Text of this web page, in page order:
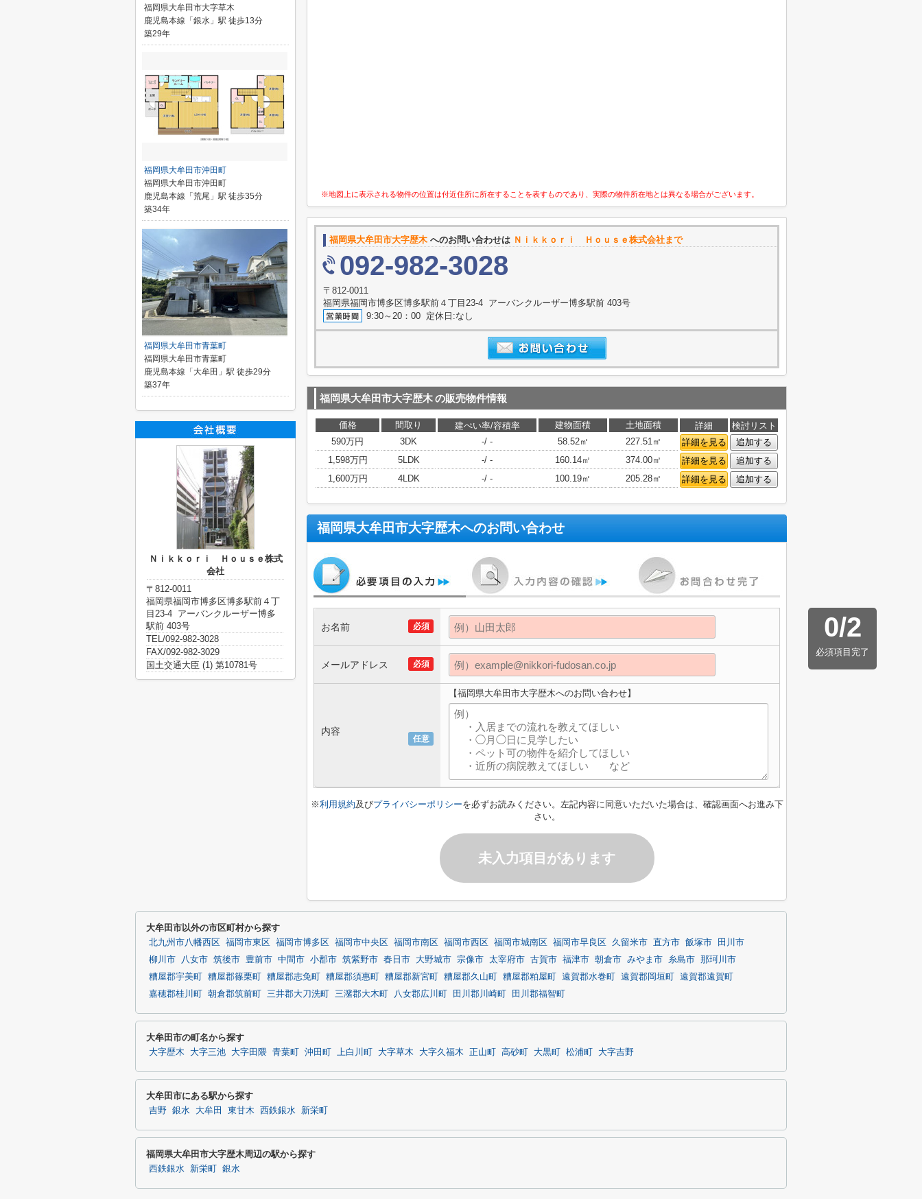
※地図上に表示される物件の位置は付近住所に所在することを表すものであり、実際の物件所在地とは異なる場合がございます。
福岡県大牟田市大字歴木 へのお問い合わせは Ｎｉｋｋｏｒｉ Ｈｏｕｓｅ株式会社まで
092-982-3028
〒812-0011
福岡県福岡市博多区博多駅前４丁目23-4 アーバンクルーザー博多駅前 403号
9:30～20：00 定休日:なし
福岡県大牟田市大字歴木の販売物件情報
価格 間取り 建ぺい率/容積率 建物面積 土地面積 詳細
検討リスト
590万円
3DK -/ - 58.52㎡ 227.51㎡ 詳細を見る
追加する
1,598万円
5LDK -/ - 160.14㎡ 374.00㎡ 詳細を見る
追加する
1,600万円
4LDK -/ - 100.19㎡ 205.28㎡ 詳細を見る 追加する
福岡県大牟田市大字歴木へのお問い合わせ
0/2
必須項目完了
必須
お名前
必須
メールアドレス
任意
内容
【福岡県大牟田市大字歴木へのお問い合わせ】
※利用規約及びプライバシーポリシーを必ずお読みください。左記内容に同意いただいた場合は、確認画面へお進み下
さい。
未入力項目があります
福岡県大牟田市大字草木
鹿児島本線「銀水」駅 徒歩13分
築29年
福岡県大牟田市沖田町
福岡県大牟田市沖田町
鹿児島本線「荒尾」駅 徒歩35分
築34年
福岡県大牟田市青葉町
福岡県大牟田市青葉町
鹿児島本線「大牟田」駅 徒歩29分
築37年
Ｎｉｋｋｏｒｉ Ｈｏｕｓｅ株式
会社
〒812-0011
福岡県福岡市博多区博多駅前４丁
目23-4 アーバンクルーザー博多
駅前 403号
TEL/092-982-3028
FAX/092-982-3029
国土交通大臣 (1) 第10781号
大牟田市以外の市区町村から探す
北九州市八幡西区 福岡市東区 福岡市博多区 福岡市中央区 福岡市南区 福岡市西区 福岡市城南区 福岡市早良区 久留米市 直方市 飯塚市
田川市
柳川市
八女市 筑後市 豊前市 中間市 小郡市 筑紫野市 春日市 大野城市 宗像市 太宰府市 古賀市 福津市 朝倉市 みやま市 糸島市 那珂川市
糟屋郡宇美町
糟屋郡篠栗町 糟屋郡志免町 糟屋郡須惠町 糟屋郡新宮町 糟屋郡久山町 糟屋郡粕屋町 遠賀郡水巻町 遠賀郡岡垣町
遠賀郡遠賀町
嘉穂郡桂川町
朝倉郡筑前町 三井郡大刀洗町 三潴郡大木町 八女郡広川町 田川郡川崎町 田川郡福智町
大牟田市の町名から探す
大字歴木 大字三池 大字田隈 青葉町 沖田町 上白川町 大字草木 大字久福木 正山町 高砂町 大黒町 松浦町 大字吉野
大牟田市にある駅から探す
吉野 銀水 大牟田 東甘木 西鉄銀水 新栄町
福岡県大牟田市大字歴木周辺の駅から探す
西鉄銀水 新栄町 銀水